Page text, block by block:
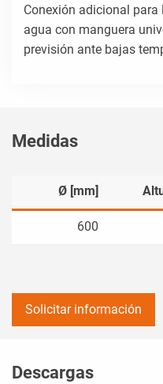
Conexión adicional
agua con manguera
previsión ante bajas
Medidas
Ø [mm]
600
Solicitar información
Descargas